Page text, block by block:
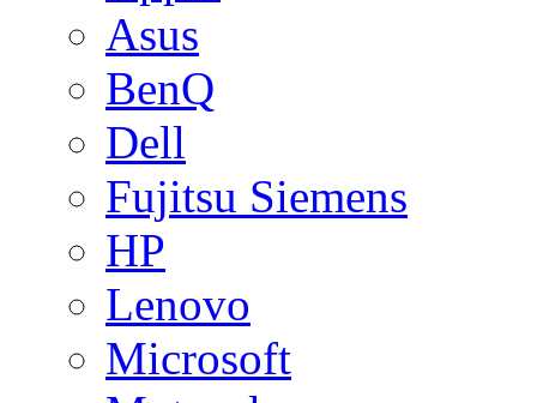
Asus
BenQ
Dell
Fujitsu Siemens
HP
Lenovo
Microsoft